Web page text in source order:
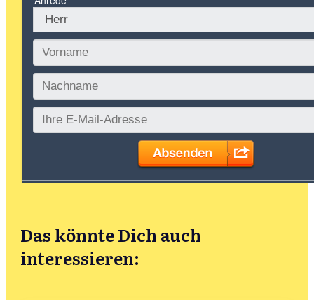
Das könnte Dich auch
interessieren: